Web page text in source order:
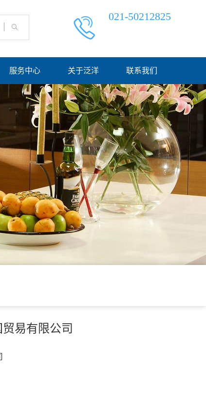
021-50212825
服务中心 关于泛洋 联系我们
易有限公司